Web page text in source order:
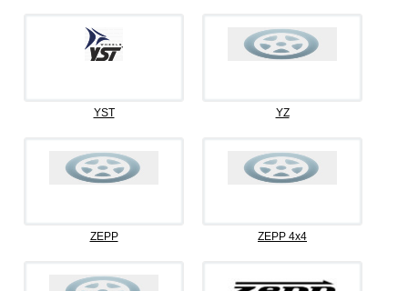
YST YZ
ZEPP ZEPP 4x4